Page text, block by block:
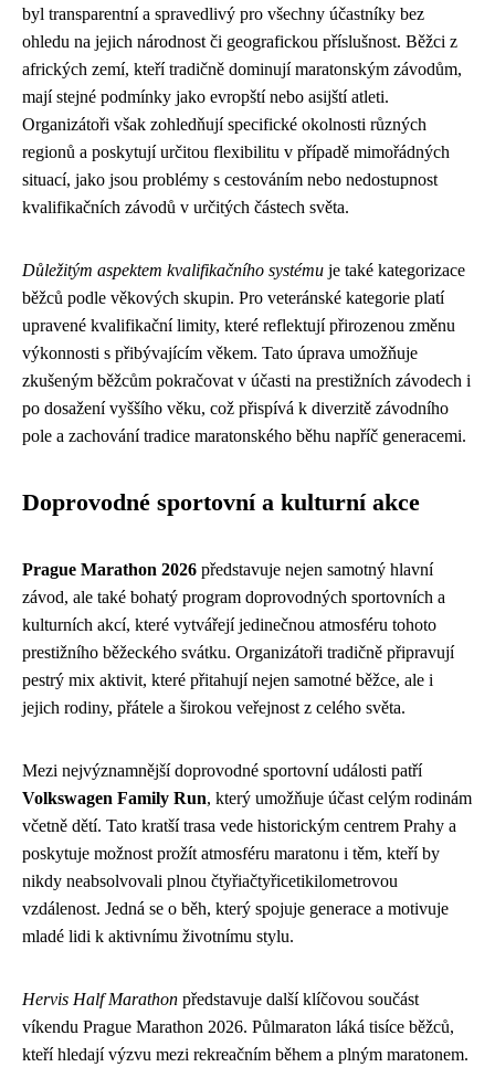
byl transparentní a spravedlivý pro všechny účastníky bez
ohledu na jejich národnost či geografickou příslušnost. Běžci z
afrických zemí, kteří tradičně dominují maratonským závodům,
mají stejné podmínky jako evropští nebo asijští atleti.
Organizátoři však zohledňují specifické okolnosti různých
regionů a poskytují určitou flexibilitu v případě mimořádných
situací, jako jsou problémy s cestováním nebo nedostupnost
kvalifikačních závodů v určitých částech světa.
Důležitým aspektem kvalifikačního systému je také kategorizace
běžců podle věkových skupin. Pro veteránské kategorie platí
upravené kvalifikační limity, které reflektují přirozenou změnu
výkonnosti s přibývajícím věkem. Tato úprava umožňuje
zkušeným běžcům pokračovat v účasti na prestižních závodech i
po dosažení vyššího věku, což přispívá k diverzitě závodního
pole a zachování tradice maratonského běhu napříč generacemi.
Doprovodné sportovní a kulturní akce
Prague Marathon 2026 představuje nejen samotný hlavní
závod, ale také bohatý program doprovodných sportovních a
kulturních akcí, které vytvářejí jedinečnou atmosféru tohoto
prestižního běžeckého svátku. Organizátoři tradičně připravují
pestrý mix aktivit, které přitahují nejen samotné běžce, ale i
jejich rodiny, přátele a širokou veřejnost z celého světa.
Mezi nejvýznamnější doprovodné sportovní události patří
Volkswagen Family Run, který umožňuje účast celým rodinám
včetně dětí. Tato kratší trasa vede historickým centrem Prahy a
poskytuje možnost prožít atmosféru maratonu i těm, kteří by
nikdy neabsolvovali plnou čtyřiačtyřicetikilometrovou
vzdálenost. Jedná se o běh, který spojuje generace a motivuje
mladé lidi k aktivnímu životnímu stylu.
Hervis Half Marathon představuje další klíčovou součást
víkendu Prague Marathon 2026. Půlmaraton láká tisíce běžců,
kteří hledají výzvu mezi rekreačním během a plným maratonem.